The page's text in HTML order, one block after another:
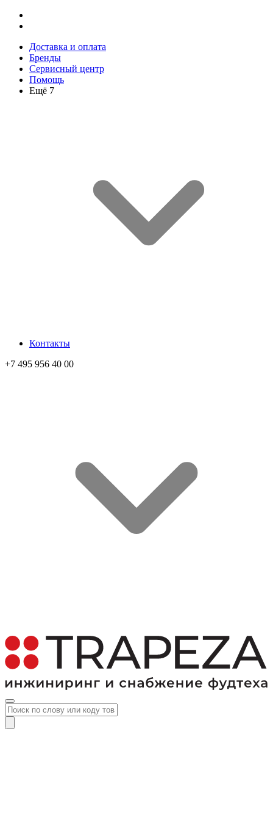
Доставка и оплата
Бренды
Сервисный центр
Помощь
Ещё 7
Контакты
+7 495 956 40 00